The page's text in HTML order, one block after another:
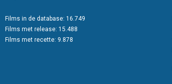
Films in de database: 16.749
Films met release: 15.488
Films met recette: 9.878